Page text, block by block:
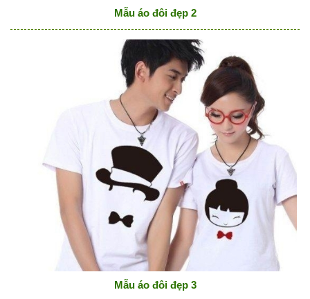
Mẫu áo đôi đẹp 2
Mẫu áo đôi đẹp 3